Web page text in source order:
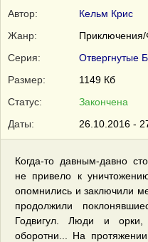
Автор:
Кельм Крис
Жанр:
Приключения/
Серия:
Отвергнутые
Размер:
1149 Кб
Статус:
Закончена
Даты:
26.10.2016 -
Когда-то давным-давно
не привело к
опомнились и заключили
продолжили
Годвигул. Люди и
оборотни... На